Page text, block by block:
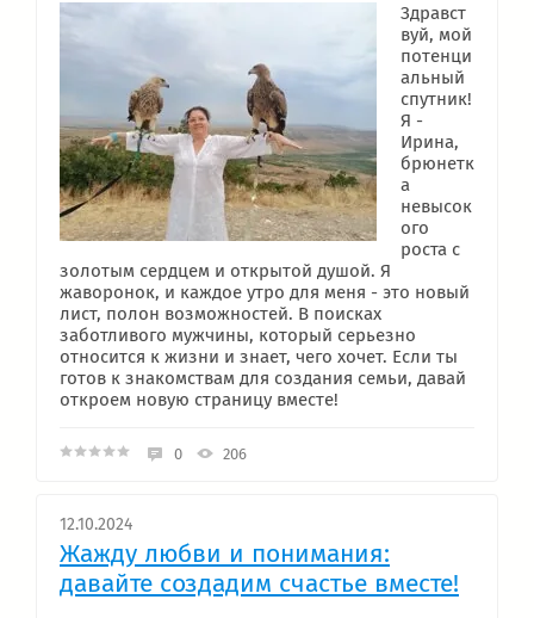
Здравст
вуй, мой
потенци
альный
спутник!
Я -
Ирина,
брюнетк
а
невысок
ого
роста с
золотым сердцем и открытой душой. Я
жаворонок, и каждое утро для меня - это новый
лист, полон возможностей. В поисках
заботливого мужчины, который серьезно
относится к жизни и знает, чего хочет. Если ты
готов к знакомствам для создания семьи, давай
откроем новую страницу вместе!
0 206
12.10.2024
Жажду любви и понимания:
давайте создадим счастье вместе!